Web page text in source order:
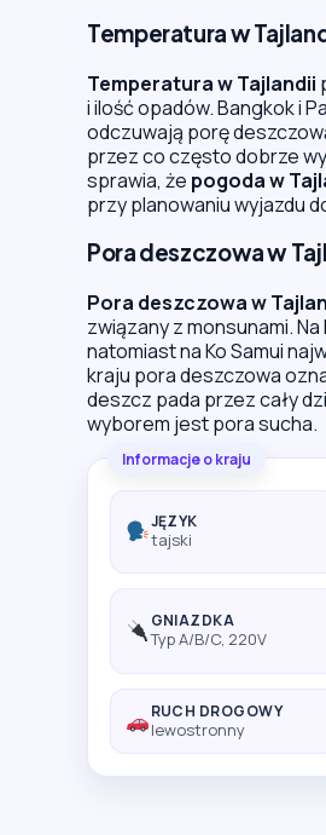
Temperatura w
Temperatura w Tajlandii
i ilość opadów. Bangkok i
odczuwają porę
przez co często dobrze
sprawia, że pogoda w
przy planowaniu wyjazdu
Pora deszczowa w
Pora deszczowa w
związany z monsunami.
natomiast na Ko Samui
kraju pora deszczowa
deszcz pada przez cały
wyborem jest pora sucha.
Informacje o kraju
JĘZYK
tajski
GNIAZDKA
Typ A/B/C, 220V
RUCH DROGOWY
lewostronny